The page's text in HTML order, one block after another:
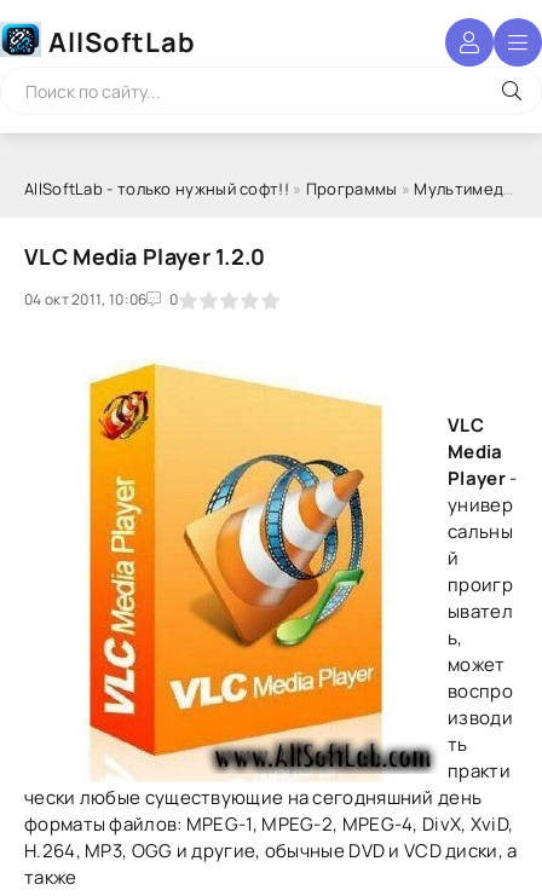
AllSoftLab
AllSoftLab - только нужный софт!! » Программы » Мультимедиа
VLC Media Player 1.2.0
04 окт 2011, 10:06 0
1 2 3 4 5
VLC
Media
Player-
универ
сальны
й
проигр
ывател
ь,
может
воспро
изводи
ть
практи
чески любые существующие на сегодняшний день
форматы файлов: MPEG-1, MPEG-2, MPEG-4, DivX, XviD,
H.264, MP3, OGG и другие, обычные DVD и VCD диски, а
также